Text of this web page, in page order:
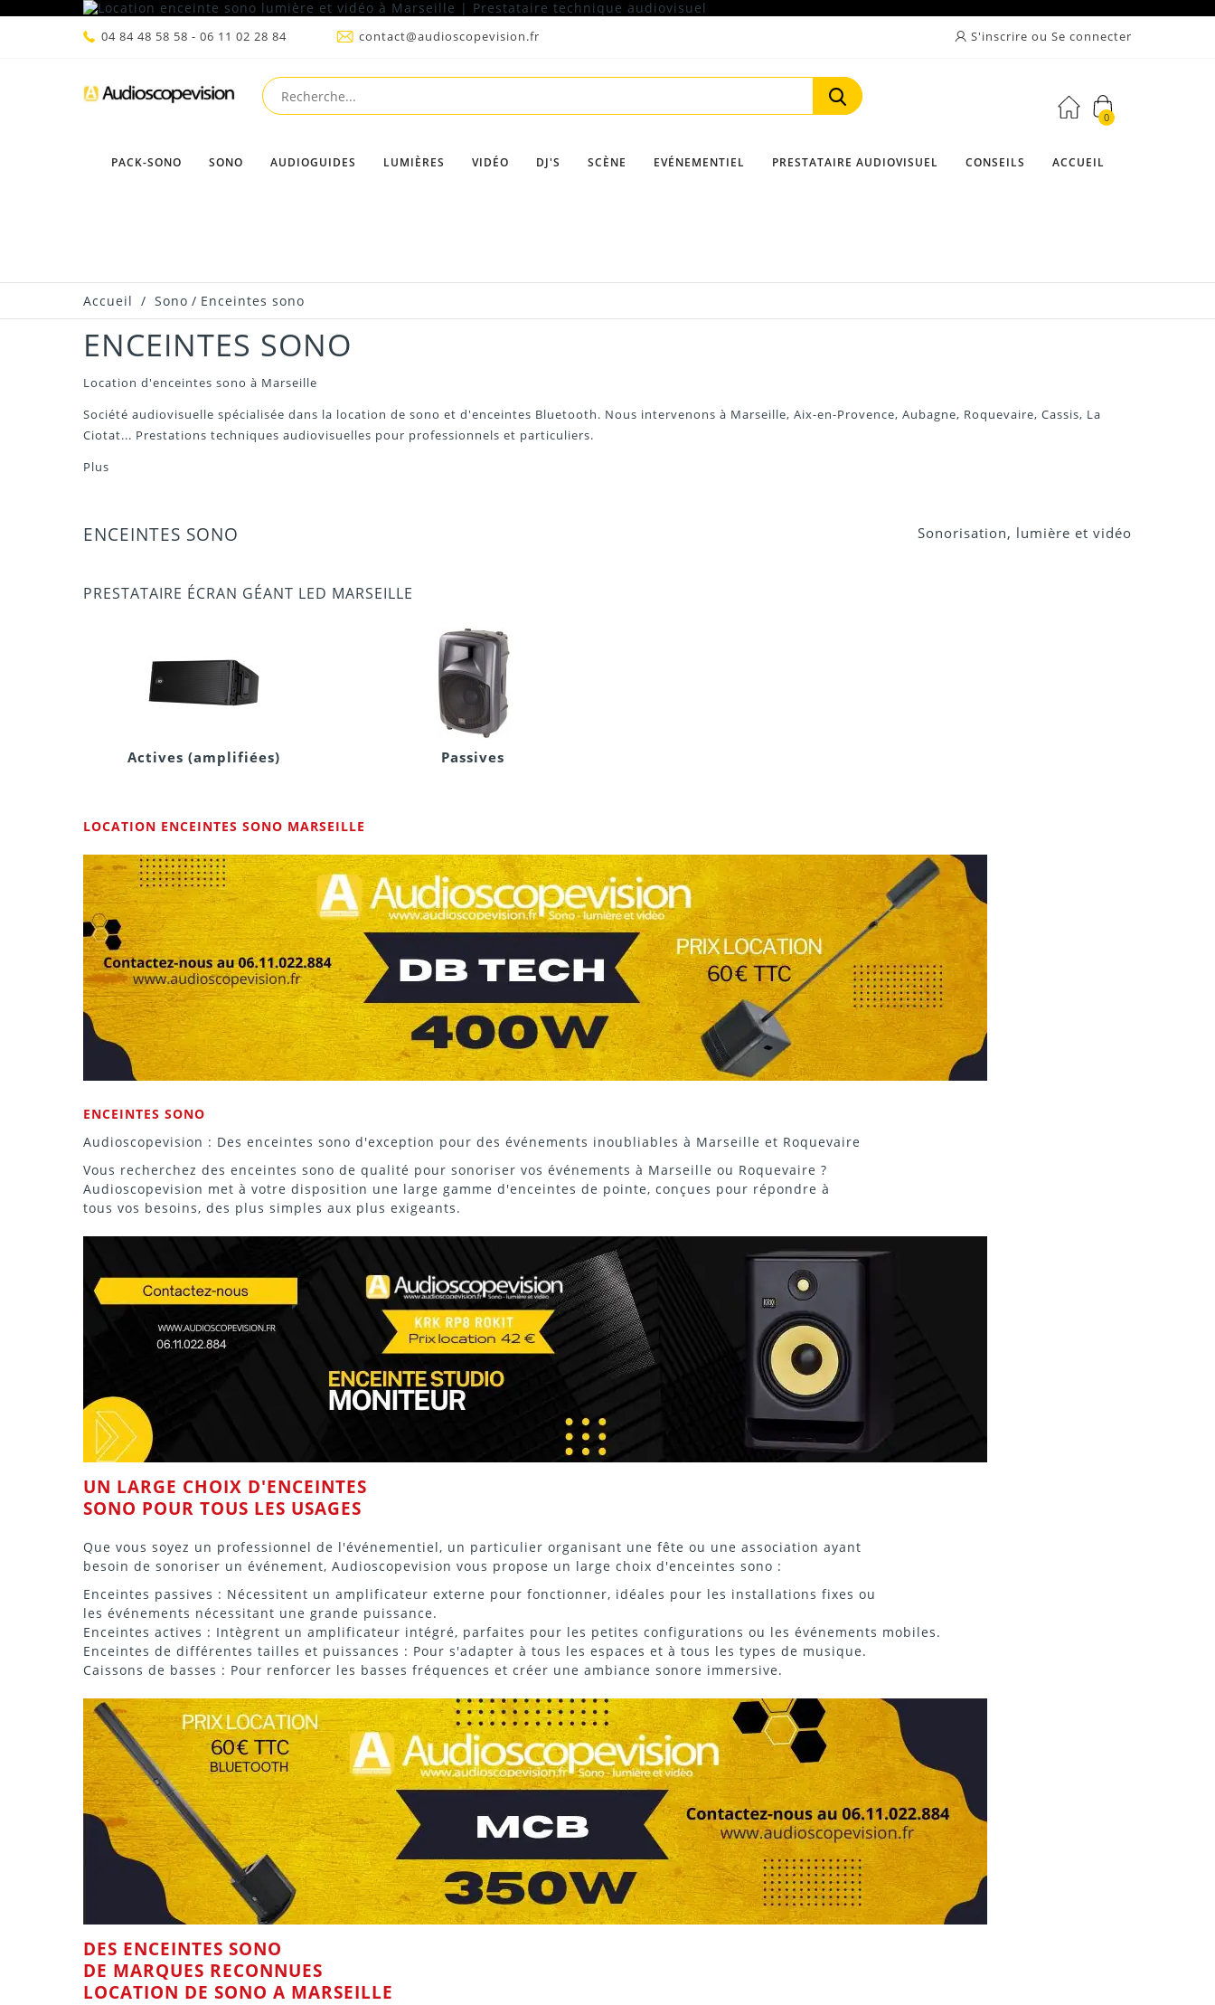
S'inscrire ou Se connecter
04 84 48 58 58 - 06 11 02 28 84 contact@audioscopevision.fr
0
PACK-SONO SONO AUDIOGUIDES LUMIÈRES VIDÉO DJ'S SCÈNE EVÉNEMENTIEL PRESTATAIRE AUDIOVISUEL CONSEILS ACCUEIL
Accueil / Sono / Enceintes sono
ENCEINTES SONO
Location d'enceintes sono à Marseille
Société audiovisuelle spécialisée dans la location de sono et d'enceintes Bluetooth. Nous intervenons à Marseille, Aix-en-Provence, Aubagne, Roquevaire, Cassis, La
Ciotat... Prestations techniques audiovisuelles pour professionnels et particuliers.
Plus
ENCEINTES SONO Sonorisation, lumière et vidéo
PRESTATAIRE ÉCRAN GÉANT LED MARSEILLE
Actives (amplifiées) Passives
LOCATION ENCEINTES SONO MARSEILLE
ENCEINTES SONO
Audioscopevision : Des enceintes sono d'exception pour des événements inoubliables à Marseille et Roquevaire
Vous recherchez des enceintes sono de qualité pour sonoriser vos événements à Marseille ou Roquevaire ?
Audioscopevision met à votre disposition une large gamme d'enceintes de pointe, conçues pour répondre à
tous vos besoins, des plus simples aux plus exigeants.
UN LARGE CHOIX D'ENCEINTES
SONO POUR TOUS LES USAGES
Que vous soyez un professionnel de l'événementiel, un particulier organisant une fête ou une association ayant
besoin de sonoriser un événement, Audioscopevision vous propose un large choix d'enceintes sono :
Enceintes passives : Nécessitent un amplificateur externe pour fonctionner, idéales pour les installations fixes ou
les événements nécessitant une grande puissance.
Enceintes actives : Intègrent un amplificateur intégré, parfaites pour les petites configurations ou les événements mobiles.
Enceintes de différentes tailles et puissances : Pour s'adapter à tous les espaces et à tous les types de musique.
Caissons de basses : Pour renforcer les basses fréquences et créer une ambiance sonore immersive.
DES ENCEINTES SONO
DE MARQUES RECONNUES
LOCATION DE SONO A MARSEILLE